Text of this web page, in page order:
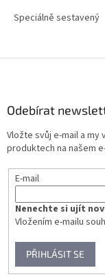
Speciálně sestavený
Odebírat
Vložte svůj e-mail a
produktech na našem
E-mail
Nenechte si ujít
Vložením e-mailu
PŘIHLÁSIT SE